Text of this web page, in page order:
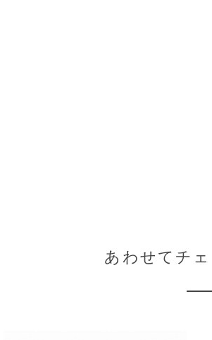
あわせてチ